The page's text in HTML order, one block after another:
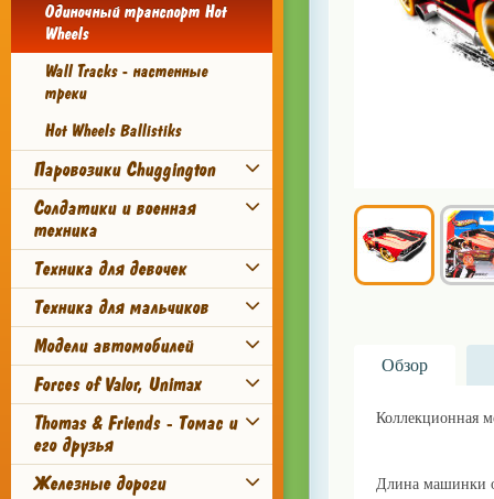
Одиночный транспорт Hot
Wheels
Wall Tracks - настенные
треки
Hot Wheels Ballistiks
Паровозики Chuggington
Солдатики и военная
техника
Техника для девочек
Техника для мальчиков
Модели автомобилей
Forces of Valor, Unimax
Thomas & Friends - Томас и
его друзья
Железные дороги
Обзор
Коллекционная
Длина машинки